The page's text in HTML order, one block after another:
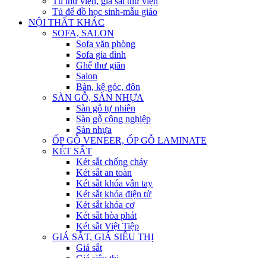
Tủ để đồ học sinh-mẫu giáo
NỘI THẤT KHÁC
SOFA, SALON
Sofa văn phòng
Sofa gia đình
Ghế thư giãn
Salon
Bàn, kệ góc, đôn
SÀN GỖ, SÀN NHỰA
Sàn gỗ tự nhiên
Sàn gỗ công nghiệp
Sàn nhựa
ỐP GỖ VENEER, ỐP GỖ LAMINATE
KÉT SẮT
Két sắt chống cháy
Két sắt an toàn
Két sắt khóa vân tay
Két sắt khóa điện tử
Két sắt khóa cơ
Két sắt hòa phát
Két sắt Việt Tiệp
GIÁ SẮT, GIÁ SIÊU THỊ
Giá sắt